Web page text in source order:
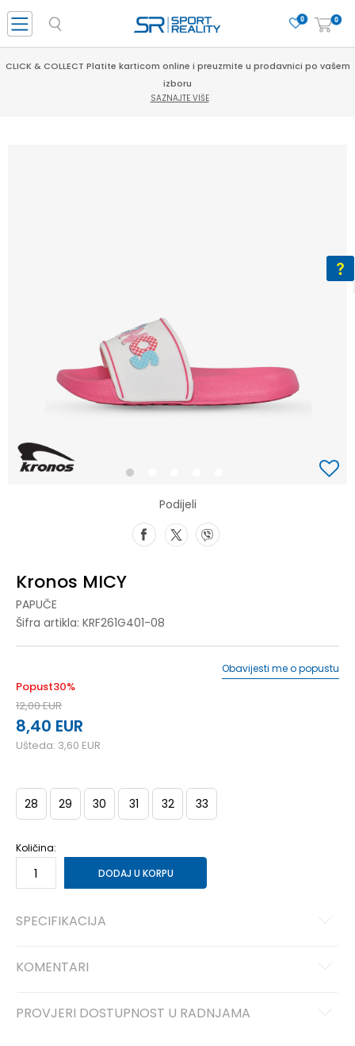
0
0
CLICK & COLLECT Platite karticom online i preuzmite u prodavnici po vašem
izboru
SAZNAJTE VIŠE
1
Podijeli
Kronos MICY
PAPUČE
Šifra artikla: KRF261G401-08
Popust30%
12,00EUR
8,40 EUR
Ušteda: 3,60 EUR
Obavijesti me o popustu
28 29 30 31 32 33
Količina:
DODAJ U KORPU
SPECIFIKACIJA
KOMENTARI
PROVJERI DOSTUPNOST U RADNJAMA